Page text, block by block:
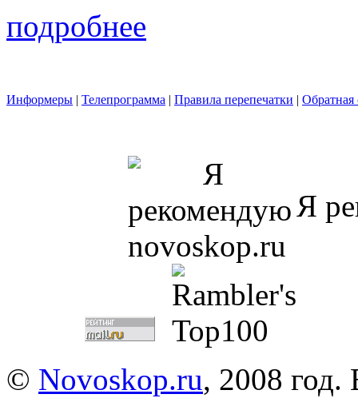
подробнее
Информеры | Телепрограмма | Правила перепечатки | Обратная
Я
© Novoskop.ru, 2008